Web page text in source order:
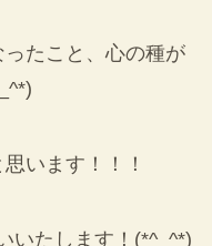
たこと、心の種が
います！！！
いたします！(*^_^*)